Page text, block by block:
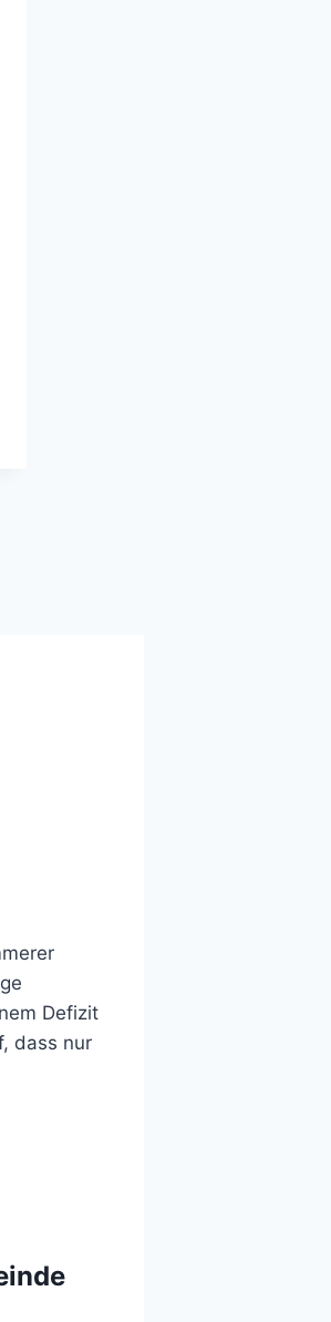
Defizit
dass nur